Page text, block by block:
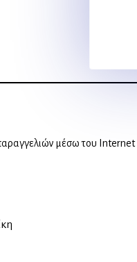
παραγγελιών μέσω του Internet